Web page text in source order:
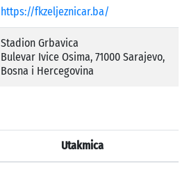
https://fkzeljeznicar.ba/
Stadion Grbavica
Bulevar Ivice Osima, 71000 Sarajevo,
Bosna i Hercegovina
Utakmica